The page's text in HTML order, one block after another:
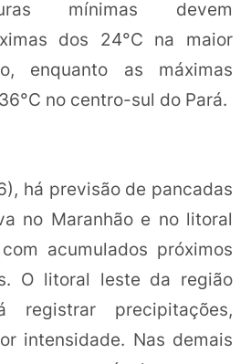
mínimas devem
dos 24°C na maior
enquanto as máximas
no centro-sul do Pará.
há previsão de pancadas
no Maranhão e no litoral
acumulados próximos
O litoral leste da região
registrar precipitações,
intensidade. Nas demais